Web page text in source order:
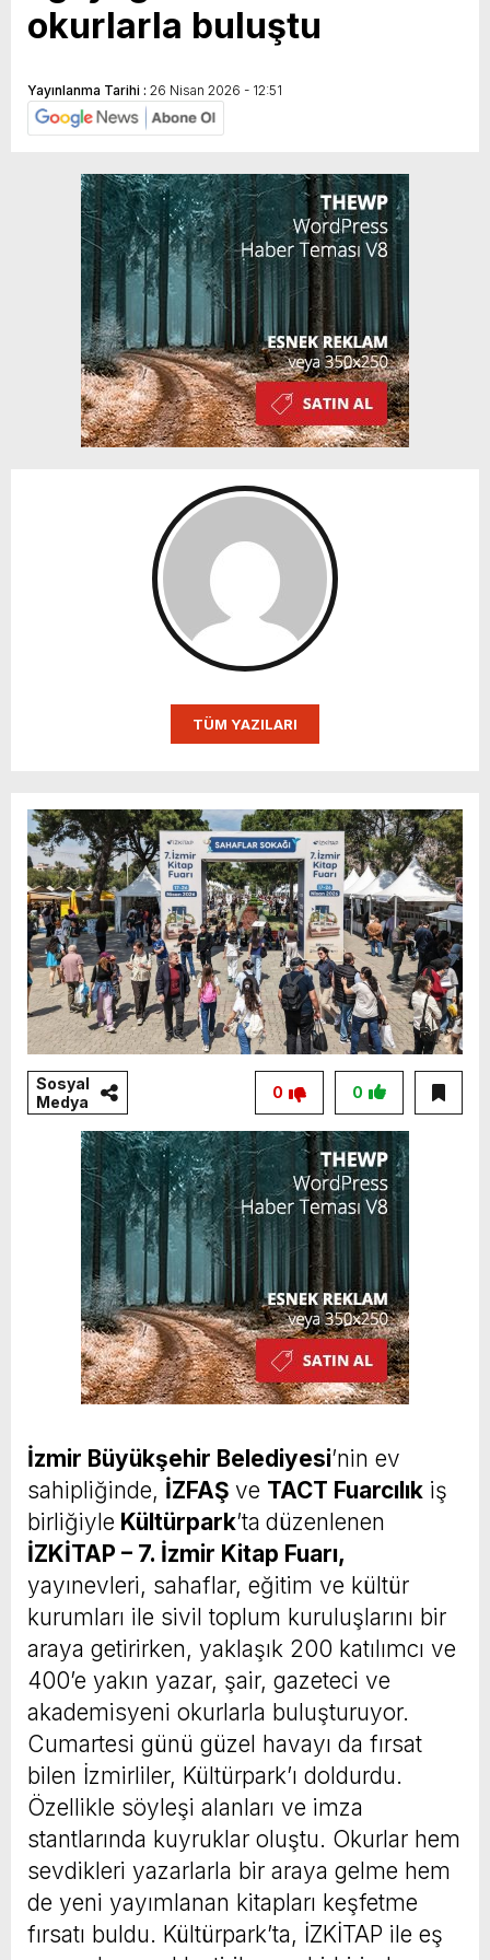
okurlarla buluştu
Yayınlanma Tarihi : 26 Nisan 2026 - 12:51
TÜM YAZILARI
Sosyal
Medya
0
0
İzmir Büyükşehir Belediyesi’nin ev
sahipliğinde, İZFAŞ ve TACT Fuarcılık iş
birliğiyle Kültürpark’ta düzenlenen
İZKİTAP – 7. İzmir Kitap Fuarı,
yayınevleri, sahaflar, eğitim ve kültür
kurumları ile sivil toplum kuruluşlarını bir
araya getirirken, yaklaşık 200 katılımcı ve
400’e yakın yazar, şair, gazeteci ve
akademisyeni okurlarla buluşturuyor.
Cumartesi günü güzel havayı da fırsat
bilen İzmirliler, Kültürpark’ı doldurdu.
Özellikle söyleşi alanları ve imza
stantlarında kuyruklar oluştu. Okurlar hem
sevdikleri yazarlarla bir araya gelme hem
de yeni yayımlanan kitapları keşfetme
fırsatı buldu. Kültürpark’ta, İZKİTAP ile eş